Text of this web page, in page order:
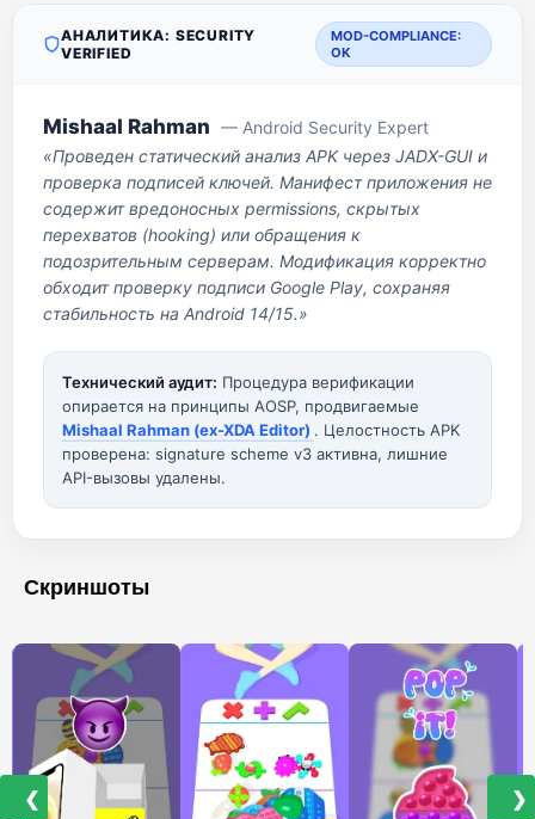
АНАЛИТИКА: SECURITY
VERIFIED
MOD-COMPLIANCE:
OK
Mishaal Rahman — Android Security Expert
«Проведен статический анализ APK через JADX-GUI и
проверка подписей ключей. Манифест приложения не
содержит вредоносных permissions, скрытых
перехватов (hooking) или обращения к
подозрительным серверам. Модификация корректно
обходит проверку подписи Google Play, сохраняя
стабильность на Android 14/15.»
Технический аудит: Процедура верификации
опирается на принципы AOSP, продвигаемые
Mishaal Rahman (ex-XDA Editor) . Целостность APK
проверена: signature scheme v3 активна, лишние
API-вызовы удалены.
Скриншоты
❮ ❯